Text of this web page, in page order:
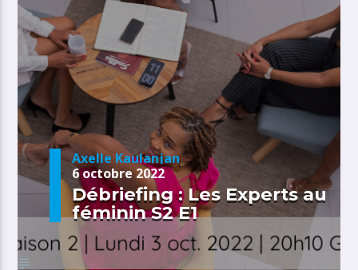
Axelle Kaulanjan
6 octobre 2022
Débriefing : Les Experts au
féminin S2 E1